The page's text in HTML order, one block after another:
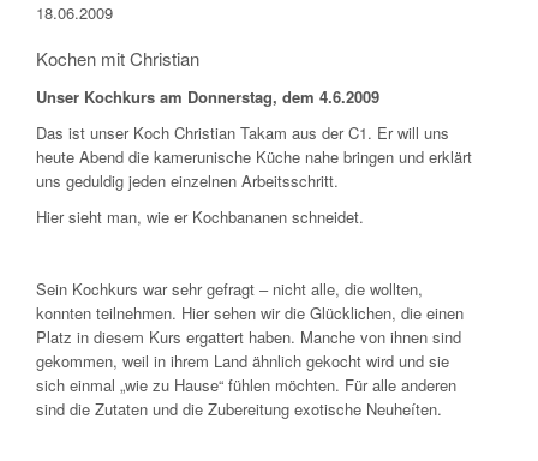
18.06.2009
Kochen mit Christian
Unser Kochkurs am Donnerstag, dem 4.6.2009
Das ist unser Koch Christian Takam aus der C1. Er will uns
heute Abend die kamerunische Küche nahe bringen und erklärt
uns geduldig jeden einzelnen Arbeitsschritt.
Hier sieht man, wie er Kochbananen schneidet.
Sein Kochkurs war sehr gefragt – nicht alle, die wollten,
konnten teilnehmen. Hier sehen wir die Glücklichen, die einen
Platz in diesem Kurs ergattert haben. Manche von ihnen sind
gekommen, weil in ihrem Land ähnlich gekocht wird und sie
sich einmal „wie zu Hause“ fühlen möchten. Für alle anderen
sind die Zutaten und die Zubereitung exotische Neuheíten.